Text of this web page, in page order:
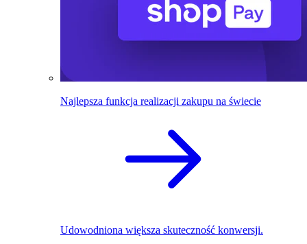
Najlepsza funkcja realizacji zakupu na świecie
Udowodniona większa skuteczność konwersji.